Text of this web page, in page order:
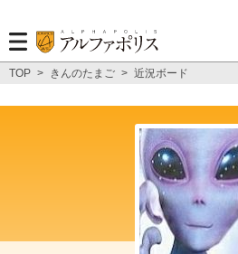
TOP > きんのたまご > 近況ボード